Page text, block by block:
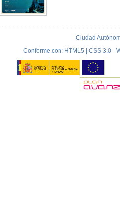
Ciudad
Conforme con: HTML5 | CSS 3.0 -